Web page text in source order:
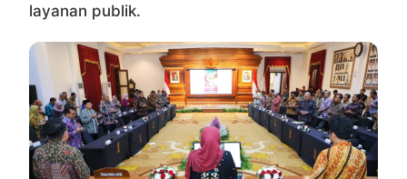
layanan publik.